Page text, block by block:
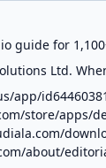
guide for
Ltd.
app/
store/apps/
about/